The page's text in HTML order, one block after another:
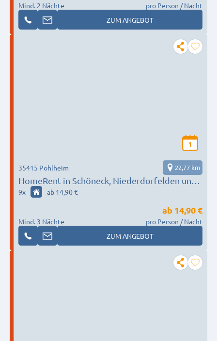
Mind. 2 Nächte
pro Person / Nacht
ZUM ANGEBOT
1
HomeRent in Schöneck, Niederdorfelden und
Umgebung
35415 Pohlheim 22,77 km
9x ab 14,90 €
Mind. 3 Nächte
ab 14,90 €
pro Person / Nacht
ZUM ANGEBOT